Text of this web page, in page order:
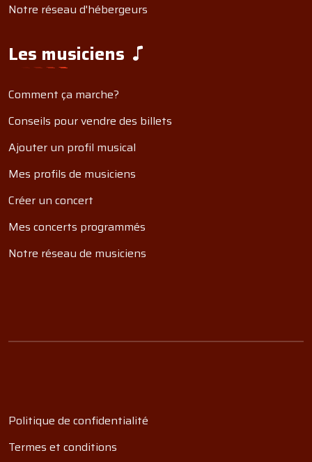
Notre réseau d'hébergeurs
Les musiciens
Comment ça marche?
Conseils pour vendre des billets
Ajouter un profil musical
Mes profils de musiciens
Créer un concert
Mes concerts programmés
Notre réseau de musiciens
Politique de confidentialité
Termes et conditions